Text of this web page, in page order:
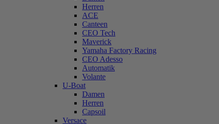
Herren
ACE
Canteen
CEO Tech
Maverick
Yamaha Factory Racing
CEO Adesso
Automatik
Volante
U-Boat
Damen
Herren
Capsoil
Versace